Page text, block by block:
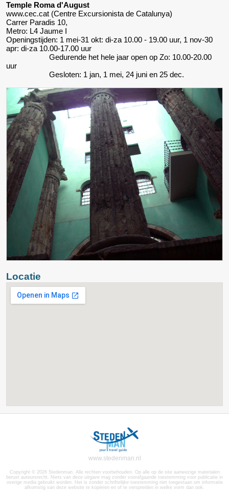
Temple Roma d'August
www.cec.cat (Centre Excursionista de Catalunya)
Carrer Paradis 10,
Metro: L4 Jaume I
Openingstijden: 1 mei-31 okt: di-za 10.00 - 19.00 uur, 1 nov-30
apr: di-za 10.00-17.00 uur
Gedurende het hele jaar open op Zo: 10.00-20.00
uur
Gesloten: 1 jan, 1 mei, 24 juni en 25 dec.
Locatie
www.stedenman.nl
Copyright © 2026 Stedenman. Alle rechten voorbehouden. Op alle op de site aanwezige materialen
berust auteursrecht. Niets van deze uitgave mag zonder voorafgaande toestemming voor publicatie in
overige media gebruikt worden. Het is zonder schriftelijke toestemming niet toegestaan om informatie
afkomstig van deze website te kopiëren en of te verspreiden in welke vorm dan ook.